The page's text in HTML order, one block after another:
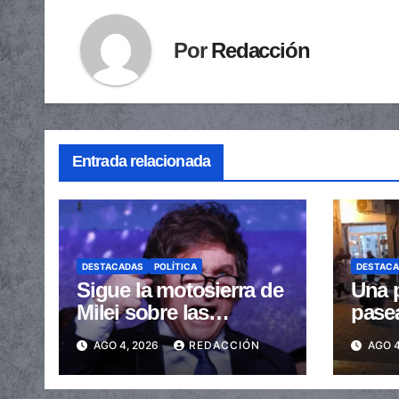
PorRedacción
Entrada relacionada
DESTACADAS POLÍTICA
Sigue la motosierra de
Milei sobre las
provincias: nueva
caída de las
transferencias no
AGO 4, 2026 REDACCIÓN
Una
AGO